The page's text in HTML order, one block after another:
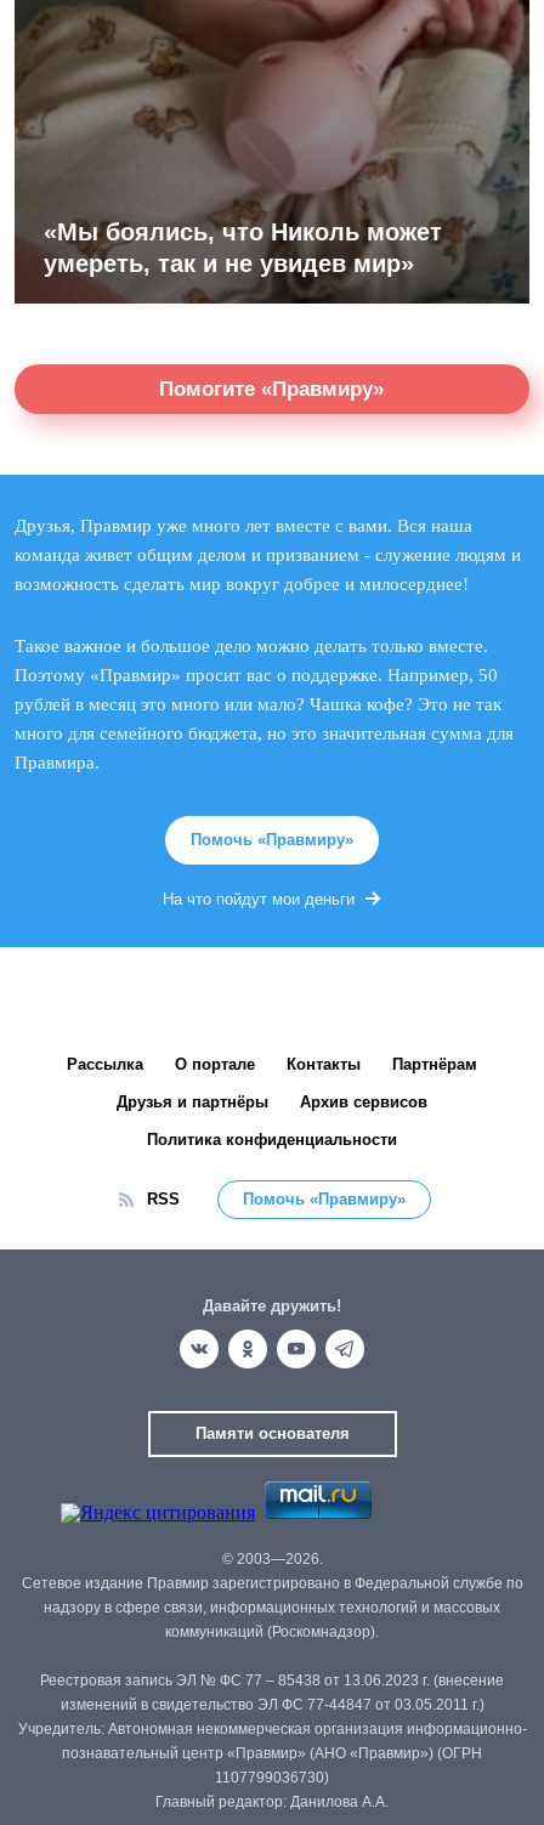
«Мы боялись, что Николь может
умереть, так и не увидев мир»
Помогите «Правмиру»
Друзья, Правмир уже много лет вместе с вами. Вся наша
команда живет общим делом и призванием - служение людям и
возможность сделать мир вокруг добрее и милосерднее!
Такое важное и большое дело можно делать только вместе.
Поэтому «Правмир» просит вас о поддержке. Например, 50
рублей в месяц это много или мало? Чашка кофе? Это не так
много для семейного бюджета, но это значительная сумма для
Правмира.
Помочь «Правмиру»
На что пойдут мои деньги
Рассылка О портале Контакты Партнёрам
Друзья и партнёры Архив сервисов
Политика конфиденциальности
RSS Помочь «Правмиру»
Давайте дружить!
Памяти основателя
© 2003—2026.
Сетевое издание Правмир зарегистрировано в Федеральной службе по
надзору в сфере связи, информационных технологий и массовых
коммуникаций (Роскомнадзор).
Реестровая запись ЭЛ № ФС 77 – 85438 от 13.06.2023 г. (внесение
изменений в свидетельство ЭЛ ФС 77-44847 от 03.05.2011 г.)
Учредитель: Автономная некоммерческая организация информационно-
познавательный центр «Правмир» (АНО «Правмир») (ОГРН
1107799036730)
Главный редактор: Данилова А.А.